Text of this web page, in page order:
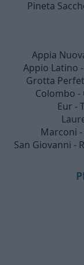
Pineta
Appia
Appio Latino
Grotta
Colombo -
Eur -
Marconi
San Giovanni -